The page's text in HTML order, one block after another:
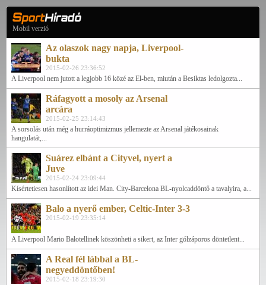
Mobil verzió
Az olaszok nagy napja, Liverpool-
bukta
2015-02-26 23:36:52
A Liverpool nem jutott a legjobb 16 közé az El-ben, miután a Besiktas ledolgozta...
Ráfagyott a mosoly az Arsenal
arcára
2015-02-25 23:14:43
A sorsolás után még a hurráoptimizmus jellemezte az Arsenal játékosainak
hangulatát,...
Suárez elbánt a Cityvel, nyert a
Juve
2015-02-24 23:09:44
Kísértetiesen hasonlított az idei Man. City-Barcelona BL-nyolcaddöntő a tavalyira, a...
Balo a nyerő ember, Celtic-Inter 3-3
2015-02-19 23:35:14
A Liverpool Mario Balotellinek köszönheti a sikert, az Inter gólzáporos döntetlent...
A Real fél lábbal a BL-
negyeddöntőben!
2015-02-18 23:19:30